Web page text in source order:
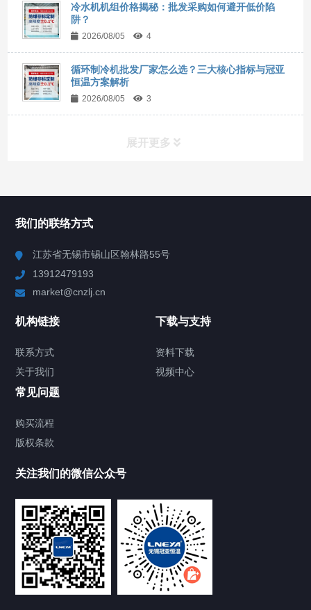
冷水机机组价格揭秘：批发采购如何避开低价陷
阱？
2026/08/05 4
循环制冷机批发厂家怎么选？三大核心指标与冠亚
恒温方案解析
2026/08/05 3
展开更多
Chiller高精度制冷循环器
TCU温度控制单元
Chiller气体控温系统
Chamber试验箱
FREEZER低温箱
VOCs冷凝回收装置
我们的联络方式
江苏省无锡市锡山区翰林路55号
13912479193
market@cnzlj.cn
机构链接
联系方式
关于我们
下载与支持
资料下载
视频中心
常见问题
购买流程
版权条款
关注我们的微信公众号